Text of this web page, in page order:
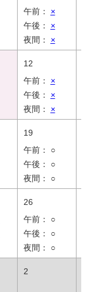
午前： ×
午後： ×
夜間： ×
12
午前： ×
午後： ×
夜間： ×
19
午前： ○
午後： ○
夜間： ○
26
午前： ○
午後： ○
夜間： ○
2